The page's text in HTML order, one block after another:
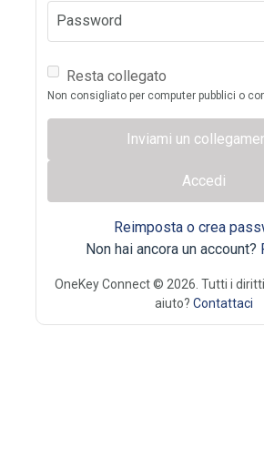
Password
Resta collegato
Non consigliato per computer pubblici o
Inviami un
Accedi
Reimposta o crea
Non hai ancora un account?
OneKey Connect © 2026. Tutti i
aiuto? Contattaci